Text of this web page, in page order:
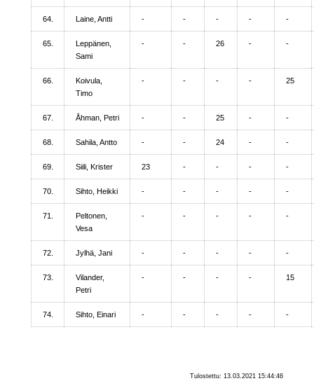
64. Laine, Antti - - - - -
65.
Leppänen,
Sami
- - 26 - -
66.
Koivula,
Timo
- - - - 25
67. Åhman, Petri - - 25 - -
68. Sahila, Antto - - 24 - -
69. Siili, Krister 23 - - - -
70. Sihto, Heikki - - - - -
71.
Peltonen,
Vesa
- - - - -
72. Jylhä, Jani - - - - -
73.
Vilander,
Petri
- - - - 15
74. Sihto, Einari - - - - -
Tulostettu: 13.03.2021 15:44:46